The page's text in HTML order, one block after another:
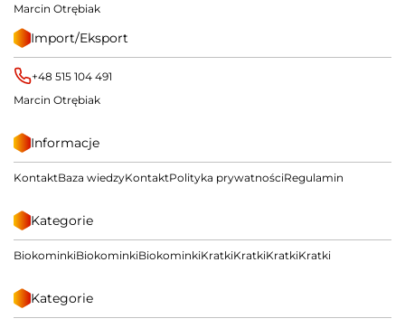
Marcin Otrębiak
Import/Eksport
+48 515 104 491
Marcin Otrębiak
Informacje
KontaktBaza wiedzyKontaktPolityka prywatnościRegulamin
Kategorie
BiokominkiBiokominkiBiokominkiKratkiKratkiKratkiKratki
Kategorie